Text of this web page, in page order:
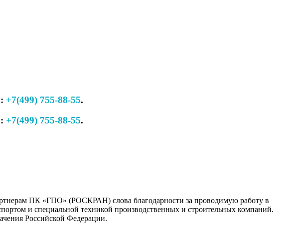
+7(499) 755-88-55.
+7(499) 755-88-55.
ПК «ГПО» (РОСКРАН) слова благодарности за проводимую работу в
и специальной техникой производственных и строительных компаний.
Российской Федерации.